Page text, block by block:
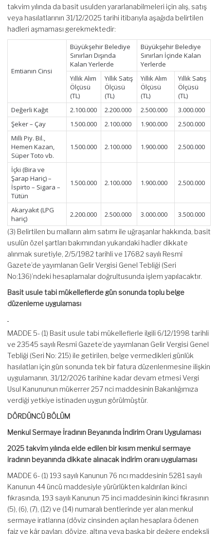
takvim yılında da basit usulden yararlanabilmeleri için alış, satış
veya hasılatlarının 31/12/2025 tarihi itibarıyla aşağıda belirtilen
hadleri aşmaması gerekmektedir:
Emtianın Cinsi
Büyükşehir Belediye
Sınırları Dışında
Kalan Yerlerde
Büyükşehir Belediye
Sınırları İçinde Kalan
Yerlerde
Yıllık Alım
Ölçüsü
(TL)
Yıllık Satış
Ölçüsü
(TL)
Yıllık Alım
Ölçüsü
(TL)
Yıllık Satış
Ölçüsü
(TL)
Değerli Kağıt
2.100.000 2.200.000 2.500.000
3.000.000
Şeker – Çay
1.500.000 2.100.000 1.900.000
2.500.000
Milli Piy. Bil.,
Hemen Kazan,
Süper Toto vb.
1.500.000 2.100.000 1.900.000 2.500.000
İçki (Bira ve
Şarap Hariç) –
İspirto – Sigara –
Tütün
1.500.000 2.100.000 1.900.000 2.500.000
Akaryakıt (LPG
hariç)
2.200.000 2.500.000 3.000.000 3.500.000
(3) Belirtilen bu malların alım satımı ile uğraşanlar hakkında, basit
usulün özel şartları bakımından yukarıdaki hadler dikkate
alınmak suretiyle, 2/5/1982 tarihli ve 17682 sayılı Resmî
Gazete’de yayımlanan Gelir Vergisi Genel Tebliği (Seri
No:136)’ndeki hesaplamalar doğrultusunda işlem yapılacaktır.
Basit usule tabi mükelleflerde gün sonunda toplu belge
düzenleme uygulaması
MADDE 5- (1) Basit usule tabi mükelleflerle ilgili 6/12/1998 tarihli
ve 23545 sayılı Resmî Gazete’de yayımlanan Gelir Vergisi Genel
Tebliği (Seri No: 215) ile getirilen, belge vermedikleri günlük
hasılatları için gün sonunda tek bir fatura düzenlenmesine ilişkin
uygulamanın, 31/12/2026 tarihine kadar devam etmesi Vergi
Usul Kanununun mükerrer 257 nci maddesinin Bakanlığımıza
verdiği yetkiye istinaden uygun görülmüştür.
DÖRDÜNCÜ BÖLÜM
Menkul Sermaye İradının Beyanında İndirim Oranı Uygulaması
2025 takvim yılında elde edilen bir kısım menkul sermaye
iradının beyanında dikkate alınacak indirim oranı uygulaması
MADDE 6- (1) 193 sayılı Kanunun 76 ncı maddesinin 5281 sayılı
Kanunun 44 üncü maddesiyle yürürlükten kaldırılan ikinci
fıkrasında, 193 sayılı Kanunun 75 inci maddesinin ikinci fıkrasının
(5), (6), (7), (12) ve (14) numaralı bentlerinde yer alan menkul
sermaye iratlarına (döviz cinsinden açılan hesaplara ödenen
faiz ve kâr payları, dövize, altına veya başka bir değere endeksli